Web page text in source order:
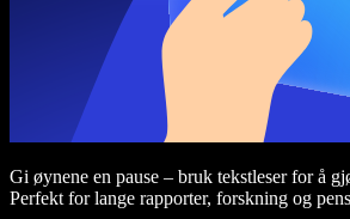
Gi øynene en pause – bruk tekstleser for å
Perfekt for lange rapporter, forskning og